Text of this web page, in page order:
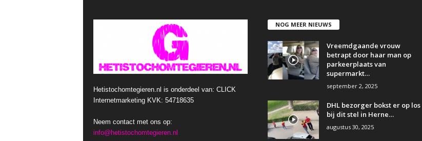
Hetistochomtegieren.nl is onderdeel van: CLICK
Internetmarketing KVK: 54718635
Neem contact met ons op:
info@hetistochomtegieren.nl
NOG MEER NIEUWS
Vreemdgaande vrouw
betrapt door haar man op
parkeerplaats van
supermarkt…
september 2, 2025
DHL bezorger bokst er op los
bij dit stel in Herne…
augustus 30, 2025